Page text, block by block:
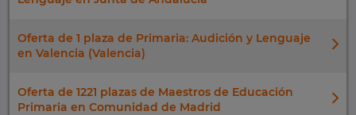
Oferta de 1 plaza de Primaria: Audición y Lenguaje
en Valencia (Valencia)
Oferta de 1221 plazas de Maestros de Educación
Primaria en Comunidad de Madrid